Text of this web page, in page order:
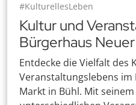
#KulturellesLeben
Kultur und
Bürgerhaus
Entdecke die Vielfalt des
Veranstaltungslebens
Markt in Bühl. Mit